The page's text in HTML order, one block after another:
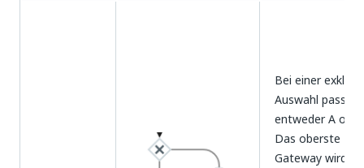
Bei einer
Auswahl passiert
entweder A
Das oberste
Gateway wird als